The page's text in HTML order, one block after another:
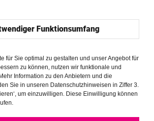
Funktionsumfang
für Sie optimal zu gestalten und unser Angebot für
zu können, nutzen wir funktionale und
Information zu den Anbietern und die
Sie in unseren Datenschutzhinweisen in Ziffer 3.
um einzuwilligen. Diese Einwilligung können